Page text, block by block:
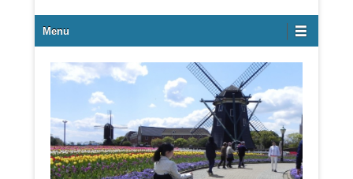
第2メニュー
Menu